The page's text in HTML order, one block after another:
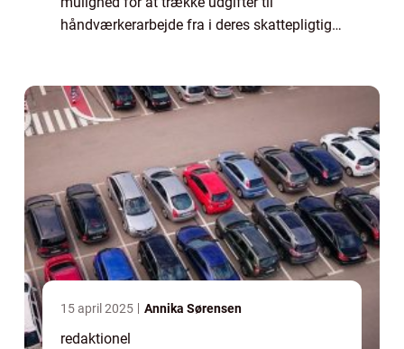
håndværkerarbejde fra i deres skattepligtige
a...
15 april 2025 Annika Sørensen
redaktionel